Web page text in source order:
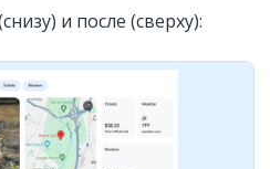
и после (сверху):